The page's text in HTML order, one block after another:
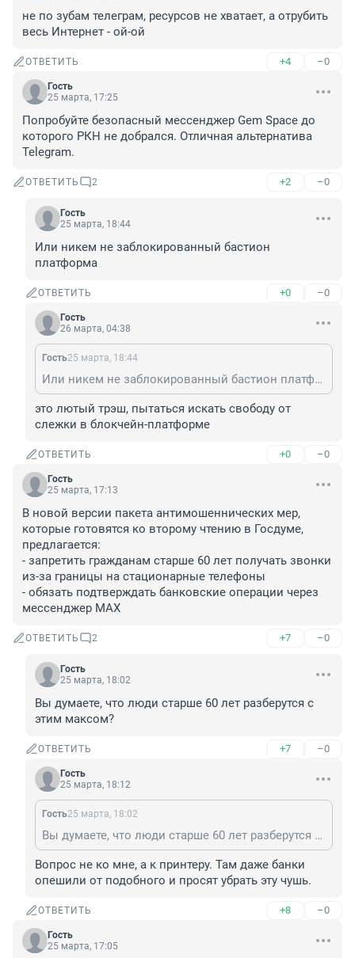
не по зубам телеграм, ресурсов не хватает, а отрубить
весь Интернет - ой-ой
ОТВЕТИТЬ +4 –0
Гость
25 марта, 17:25
Попробуйте безопасный мессенджер Gem Space до
которого РКН не добрался. Отличная альтернатива
Telegram.
ОТВЕТИТЬ 2 +2 –0
Гость
25 марта, 18:44
Или никем не заблокированный бастион
платформа
ОТВЕТИТЬ +0 –0
Гость
26 марта, 04:38
Гость25 марта, 18:44
Или никем не заблокированный бастион платформа
это лютый трэш, пытаться искать свободу от
слежки в блокчейн-платформе
ОТВЕТИТЬ +0 –0
Гость
25 марта, 17:13
В новой версии пакета антимошеннических мер,
которые готовятся ко второму чтению в Госдуме,
предлагается:
- запретить гражданам старше 60 лет получать звонки
из-за границы на стационарные телефоны
- обязать подтверждать банковские операции через
мессенджер MAX
ОТВЕТИТЬ 2 +7 –0
Гость
25 марта, 18:02
Вы думаете, что люди старше 60 лет разберутся с
этим максом?
ОТВЕТИТЬ +7 –0
Гость
25 марта, 18:12
Гость25 марта, 18:02
Вы думаете, что люди старше 60 лет разберутся с этим максом?
Вопрос не ко мне, а к принтеру. Там даже банки
опешили от подобного и просят убрать эту чушь.
ОТВЕТИТЬ +8 –0
Гость
25 марта, 17:05